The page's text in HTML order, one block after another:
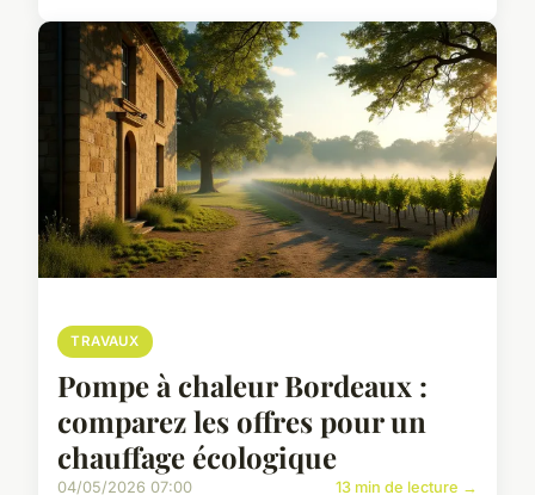
TRAVAUX
Pompe à chaleur Bordeaux :
comparez les offres pour un
chauffage écologique
04/05/2026 07:00 13 min de lecture →